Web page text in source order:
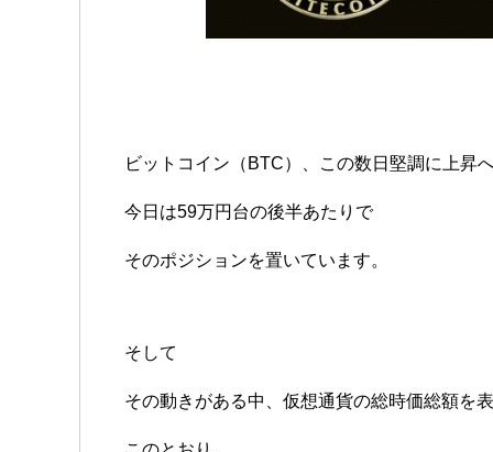
ビットコイン（BTC）、この数日堅調に上昇
今日は59万円台の後半あたりで
そのポジションを置いています。
そして
その動きがある中、仮想通貨の総時価総額を